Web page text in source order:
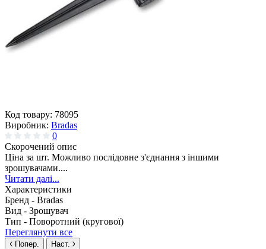
Код товару: 78095
Виробник: Bradas
0
Скорочений опис
Ціна за шт. Можливо послідовне з'єднання з іншими
зрошувачами....
Читати далі...
Характеристики
Бренд - Bradas
Вид - Зрошувач
Тип - Поворотний (кругової)
Переглянути все
Попер. Наст.